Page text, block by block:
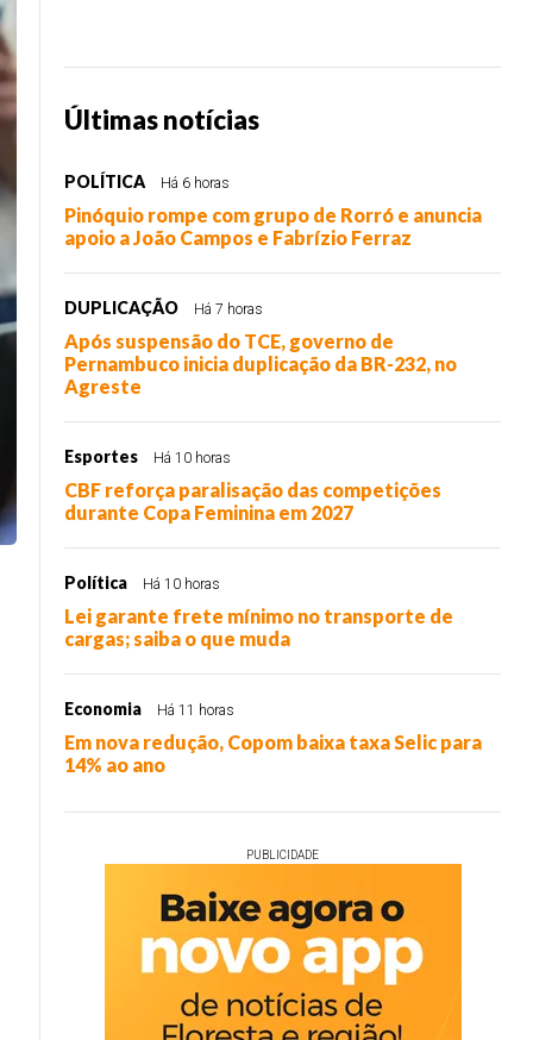
Últimas notícias
POLÍTICA Há 6 horas
Pinóquio rompe com grupo de Rorró e anuncia
apoio a João Campos e Fabrízio Ferraz
DUPLICAÇÃO Há 7 horas
Após suspensão do TCE, governo de
Pernambuco inicia duplicação da BR-232, no
Agreste
Esportes Há 10 horas
CBF reforça paralisação das competições
durante Copa Feminina em 2027
Política Há 10 horas
Lei garante frete mínimo no transporte de
cargas; saiba o que muda
Economia Há 11 horas
Em nova redução, Copom baixa taxa Selic para
14% ao ano
PUBLICIDADE